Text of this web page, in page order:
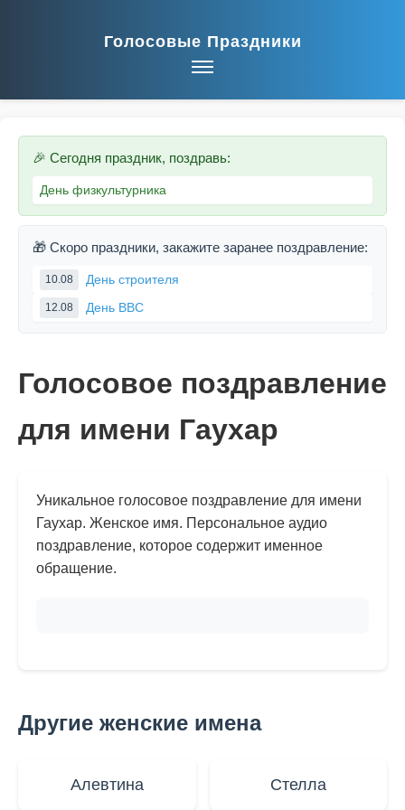
Голосовые Праздники
🎉 Сегодня праздник, поздравь:
День физкультурника
🎁 Скоро праздники, закажите заранее поздравление:
10.08 День строителя
12.08 День ВВС
Голосовое поздравление
для имени Гаухар
Уникальное голосовое поздравление для имени
Гаухар. Женское имя. Персональное аудио
поздравление, которое содержит именное
обращение.
Другие женские имена
Алевтина Стелла